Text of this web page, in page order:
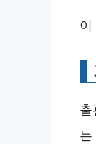
이
출
는